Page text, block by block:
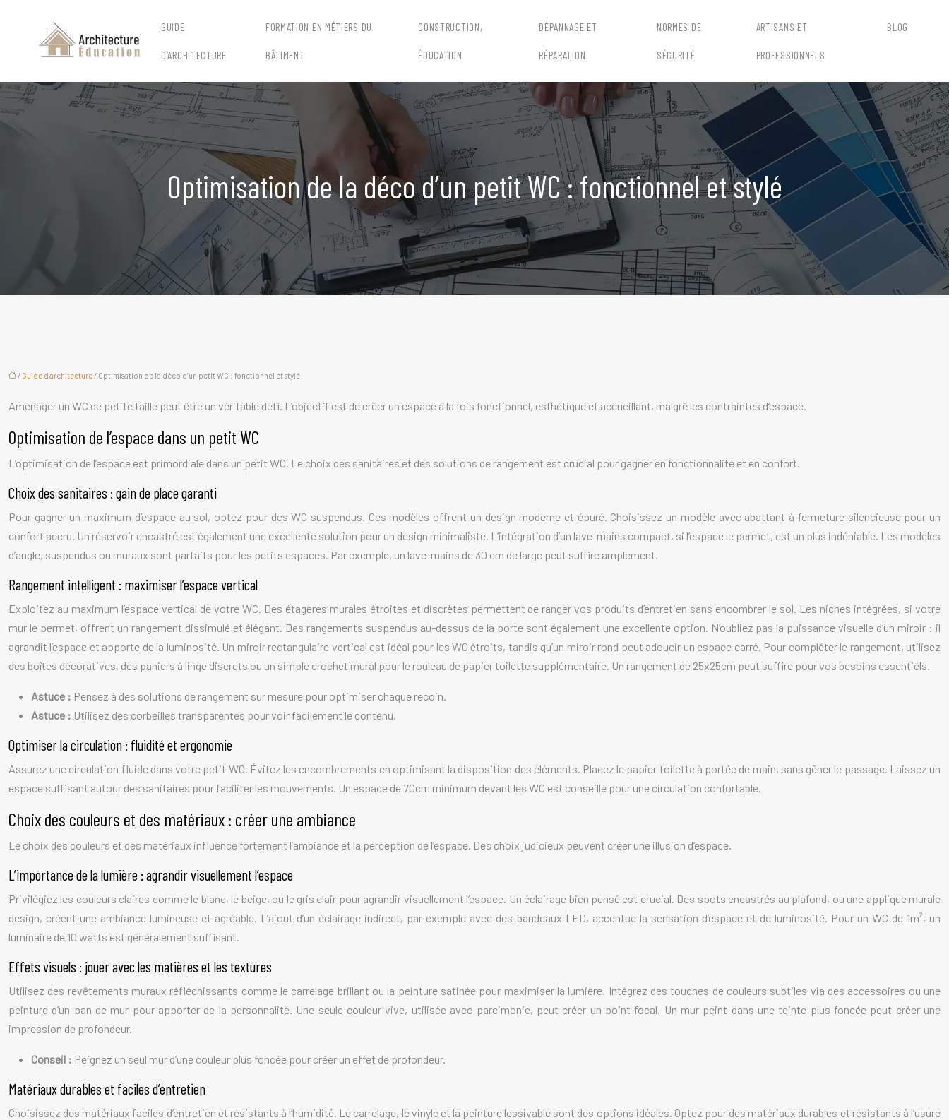
GUIDE
D’ARCHITECTURE
FORMATION EN MÉTIERS DU
BÂTIMENT
CONSTRUCTION,
ÉDUCATION
DÉPANNAGE ET
RÉPARATION
NORMES DE
SÉCURITÉ
ARTISANS ET
PROFESSIONNELS
BLOG
Optimisation de la déco d’un petit WC : fonctionnel et stylé
/ Guide d'architecture/ Optimisation de la déco d’un petit WC : fonctionnel et stylé
Aménager un WC de petite taille peut être un véritable défi. L’objectif est de créer un espace à la fois fonctionnel, esthétique et accueillant, malgré les contraintes d’espace.
Optimisation de l’espace dans un petit WC
L’optimisation de l’espace est primordiale dans un petit WC. Le choix des sanitaires et des solutions de rangement est crucial pour gagner en fonctionnalité et en confort.
Choix des sanitaires : gain de place garanti
Pour gagner un maximum d’espace au sol, optez pour des WC suspendus. Ces modèles offrent un design moderne et épuré. Choisissez un modèle avec abattant à fermeture silencieuse pour un
confort accru. Un réservoir encastré est également une excellente solution pour un design minimaliste. L’intégration d’un lave-mains compact, si l’espace le permet, est un plus indéniable. Les modèles
d’angle, suspendus ou muraux sont parfaits pour les petits espaces. Par exemple, un lave-mains de 30 cm de large peut suffire amplement.
Rangement intelligent : maximiser l’espace vertical
Exploitez au maximum l’espace vertical de votre WC. Des étagères murales étroites et discrètes permettent de ranger vos produits d’entretien sans encombrer le sol. Les niches intégrées, si votre
mur le permet, offrent un rangement dissimulé et élégant. Des rangements suspendus au-dessus de la porte sont également une excellente option. N’oubliez pas la puissance visuelle d’un miroir : il
agrandit l’espace et apporte de la luminosité. Un miroir rectangulaire vertical est idéal pour les WC étroits, tandis qu’un miroir rond peut adoucir un espace carré. Pour compléter le rangement, utilisez
des boîtes décoratives, des paniers à linge discrets ou un simple crochet mural pour le rouleau de papier toilette supplémentaire. Un rangement de 25x25cm peut suffire pour vos besoins essentiels.
Astuce : Pensez à des solutions de rangement sur mesure pour optimiser chaque recoin.
Astuce : Utilisez des corbeilles transparentes pour voir facilement le contenu.
Optimiser la circulation : fluidité et ergonomie
Assurez une circulation fluide dans votre petit WC. Évitez les encombrements en optimisant la disposition des éléments. Placez le papier toilette à portée de main, sans gêner le passage. Laissez un
espace suffisant autour des sanitaires pour faciliter les mouvements. Un espace de 70cm minimum devant les WC est conseillé pour une circulation confortable.
Choix des couleurs et des matériaux : créer une ambiance
Le choix des couleurs et des matériaux influence fortement l’ambiance et la perception de l’espace. Des choix judicieux peuvent créer une illusion d’espace.
L’importance de la lumière : agrandir visuellement l’espace
Privilégiez les couleurs claires comme le blanc, le beige, ou le gris clair pour agrandir visuellement l’espace. Un éclairage bien pensé est crucial. Des spots encastrés au plafond, ou une applique murale
design, créent une ambiance lumineuse et agréable. L’ajout d’un éclairage indirect, par exemple avec des bandeaux LED, accentue la sensation d’espace et de luminosité. Pour un WC de 1m², un
luminaire de 10 watts est généralement suffisant.
Effets visuels : jouer avec les matières et les textures
Utilisez des revêtements muraux réfléchissants comme le carrelage brillant ou la peinture satinée pour maximiser la lumière. Intégrez des touches de couleurs subtiles via des accessoires ou une
peinture d’un pan de mur pour apporter de la personnalité. Une seule couleur vive, utilisée avec parcimonie, peut créer un point focal. Un mur peint dans une teinte plus foncée peut créer une
impression de profondeur.
Conseil : Peignez un seul mur d’une couleur plus foncée pour créer un effet de profondeur.
Matériaux durables et faciles d’entretien
Choisissez des matériaux faciles d’entretien et résistants à l’humidité. Le carrelage, le vinyle et la peinture lessivable sont des options idéales. Optez pour des matériaux durables et résistants à l’usure